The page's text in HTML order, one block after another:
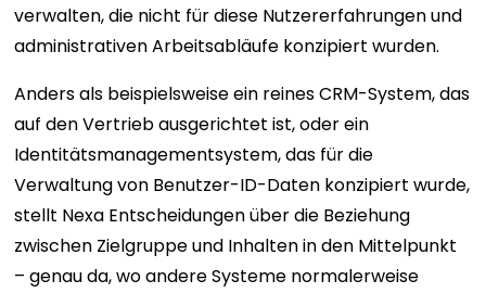
verwalten, die nicht für diese Nutzererfahrungen und
administrativen Arbeitsabläufe konzipiert wurden.
Anders als beispielsweise ein reines CRM-System, das
auf den Vertrieb ausgerichtet ist, oder ein
Identitätsmanagementsystem, das für die
Verwaltung von Benutzer-ID-Daten konzipiert wurde,
stellt Nexa Entscheidungen über die Beziehung
zwischen Zielgruppe und Inhalten in den Mittelpunkt
– genau da, wo andere Systeme normalerweise